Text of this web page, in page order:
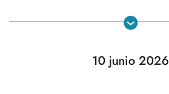
10 junio 2026